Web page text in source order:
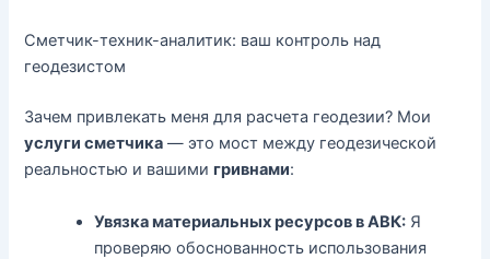
Сметчик-техник-аналитик: ваш контроль над
геодезистом
Зачем привлекать меня для расчета геодезии? Мои
услуги сметчика — это мост между геодезической
реальностью и вашимигривнами:
Увязка материальных ресурсов в АВК: Я
проверяю обоснованность использования